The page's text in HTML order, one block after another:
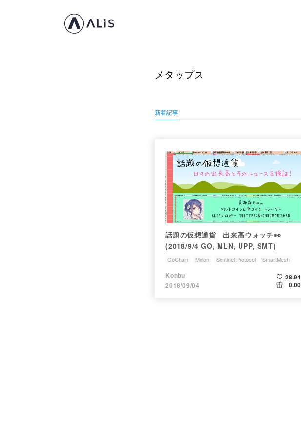
メタップス
新着記事
話題の仮想通貨 出来高ウォッチ👀
(2018/9/4 GO, MLN, UPP, SMT)
GoChain Melon Sentinel Protocol
SmartMesh
メタップス
Konbu
2018/09/04
28.94
0.00